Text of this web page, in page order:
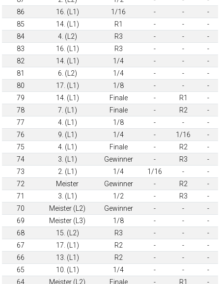
86
16. (L1) 1/16 - -
-
85
14. (L1) R1 - -
-
84
4. (L2) R3 - -
-
83
16. (L1) R3 - -
-
82
14. (L1) 1/4 - -
-
81
6. (L2) 1/4 - -
-
80
17. (L1) 1/8 - -
-
79
14. (L1) Finale - R1
-
78
7. (L1) Finale - R2
-
77
4. (L1) 1/8 - -
-
76
9. (L1) 1/4 - 1/16
-
75
4. (L1) Finale - R2
-
74
3. (L1) Gewinner - R3
-
73
2. (L1) 1/4 1/16 -
-
72
Meister Gewinner - R2
-
71
3. (L1) 1/2 - R3
-
70
Meister (L2) Gewinner - -
-
69
Meister (L3) 1/8 - -
-
68
15. (L2) R3 - -
-
67
17. (L1) R2 - -
-
66
13. (L1) R2 - -
-
65
10. (L1) 1/4 - -
-
64
Meister (L2) Finale - R1
-